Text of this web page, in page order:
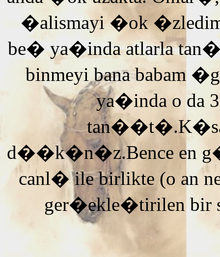
�alismayi �ok
be� ya�inda atlarla
binmeyi bana babam
ya�inda o da
d��k�n�z.Bence en
canl� ile birlikte (o an
ger�ekle�tirilen bir